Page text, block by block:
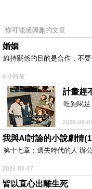
你可能感興趣的文章
婚姻
維持關係的目的是合作，不
8 小時前
計畫趕
吃飽喝
2026-08-
我與AI討論的小說劇情
第十七章：遺失時代的人 辦
2026-08-07
皆以直心出離生死